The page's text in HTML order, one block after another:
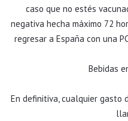
caso que no estés
negativa hecha máximo 72
regresar a España con una
Bebidas
En definitiva, cualquier gasto